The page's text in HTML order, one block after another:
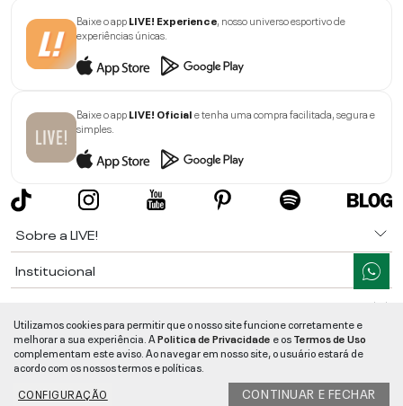
Baixe o appLIVE! Experience , nosso universo esportivo de
experiências únicas.
Baixe o appLIVE! Oficiale tenha uma compra facilitada, segura e
simples.
Sobre a LIVE!
Institucional
Ajuda
Segurança e Qualidade
LIVE!©2026- TODOS OS DIREITOS RESERVADOS -RUA MANOEL FRANCISCO
Utilizamos cookies para permitir que o nosso site funcione corretamente e
melhorar a sua experiência. APolitica de Privacidade e osTermos de Uso
complementam este aviso. Ao navegar em nosso site, o usuário estará de
acordo com os nossos termos e políticas.
CONFIGURAÇÃO
CONTINUAR E FECHAR